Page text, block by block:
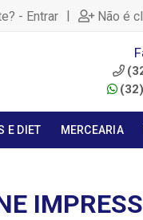
- Entrar | Não é
E DIET MERCEARIA